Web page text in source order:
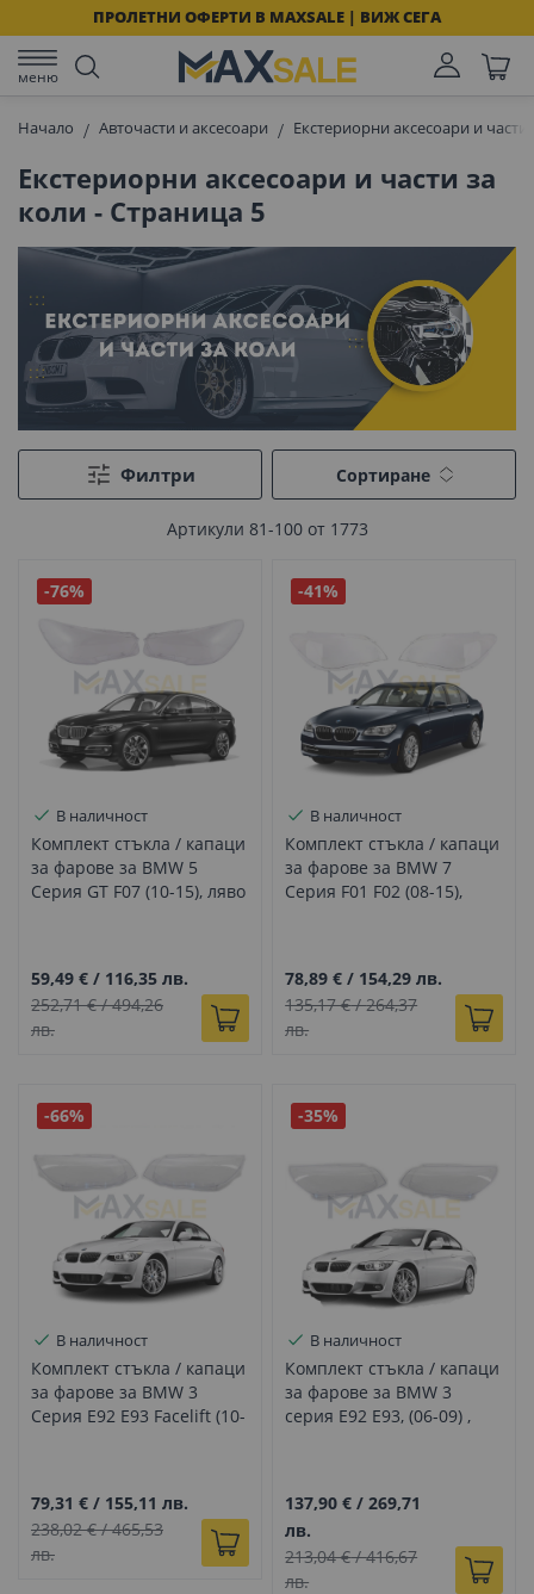
ПРОЛЕТНИ ОФЕРТИ В MAXSALE | ВИЖ СЕГА
меню
Начало Авточасти и аксесоари Екстериорни аксесоари и части
Екстериорни аксесоари и части за
коли - Страница 5
Филтри
Артикули 81-100от 1773
Сортиране
-76%
В наличност
Комплект стъкла / капаци
за фарове за BMW 5
Серия GT F07 (10-15), ляво
59,49 € / 116,35 лв.
252,71 €/494,26
лв.
-41%
В наличност
Комплект стъкла / капаци
за фарове за BMW 7
Серия F01 F02 (08-15),
78,89 € / 154,29 лв.
135,17 €/264,37
лв.
-66%
В наличност
Комплект стъкла / капаци
за фарове за BMW 3
Серия E92 E93 Facelift (10-
79,31 € / 155,11 лв.
238,02 €/465,53
лв.
-35%
В наличност
Комплект стъкла / капаци
за фарове за BMW 3
серия E92 Е93, (06-09) ,
137,90 € /269,71
лв.
213,04 €/416,67
лв.